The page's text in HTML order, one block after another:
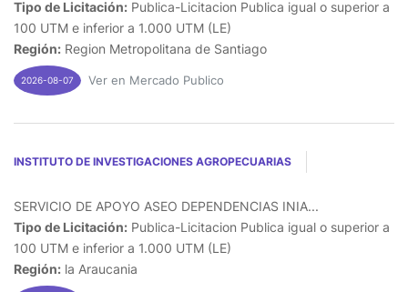
Tipo de Licitación: Publica-Licitacion Publica igual o superior a
100 UTM e inferior a 1.000 UTM (LE)
Región: Region Metropolitana de Santiago
2026-08-07 Ver en Mercado Publico
INSTITUTO DE INVESTIGACIONES AGROPECUARIAS
SERVICIO DE APOYO ASEO DEPENDENCIAS INIA...
Tipo de Licitación: Publica-Licitacion Publica igual o superior a
100 UTM e inferior a 1.000 UTM (LE)
Región: la Araucania